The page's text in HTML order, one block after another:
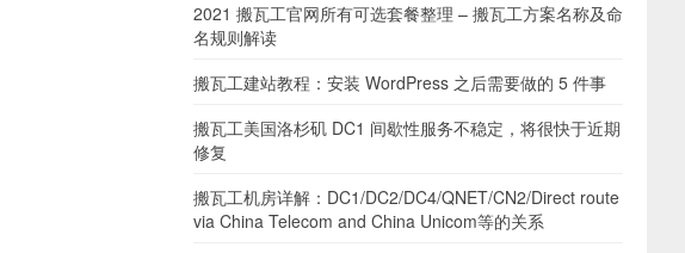
2021 搬瓦工官网所有可选套餐整理 – 搬瓦工方案名称及命
名规则解读
搬瓦工建站教程：安装 WordPress 之后需要做的 5 件事
搬瓦工美国洛杉矶 DC1 间歇性服务不稳定，将很快于近期
修复
搬瓦工机房详解：DC1/DC2/DC4/QNET/CN2/Direct route
via China Telecom and China Unicom等的关系